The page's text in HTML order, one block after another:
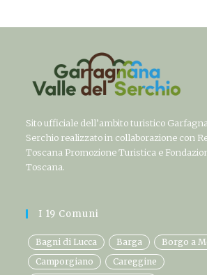
Sito ufficiale dell’ambito turistico
Serchio realizzato in collaborazione con
Toscana Promozione Turistica e
Toscana.
I 19 Comuni
Bagni di Lucca Barga
Borgo a
Camporgiano
Careggine